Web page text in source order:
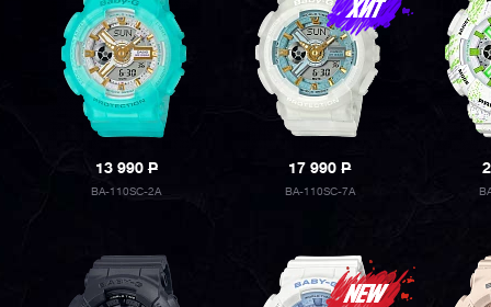
13 990P
BA-110SC-2A
17 990P
BA-110SC-7A